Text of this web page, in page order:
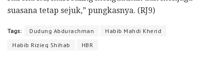
suasana tetap sejuk,” pungkasnya. (RJ9)
Tags: Dudung Abdurachman
Habib Mahdi Kherid
Habib Rizieq Shihab
HBR